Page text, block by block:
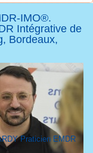
IMO®.
Intégrative de
Bordeaux,
Praticien EMDR